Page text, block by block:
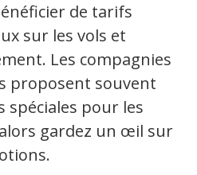
de tarifs
sur les vols et
Les compagnies
proposent souvent
spéciales pour les
gardez un œil sur